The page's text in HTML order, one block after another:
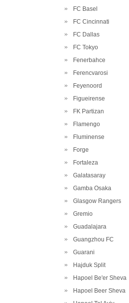
FC Basel
FC Cincinnati
FC Dallas
FC Tokyo
Fenerbahce
Ferencvarosi
Feyenoord
Figueirense
FK Partizan
Flamengo
Fluminense
Forge
Fortaleza
Galatasaray
Gamba Osaka
Glasgow Rangers
Gremio
Guadalajara
Guangzhou FC
Guarani
Hajduk Split
Hapoel Be'er Sheva
Hapoel Beer Sheva